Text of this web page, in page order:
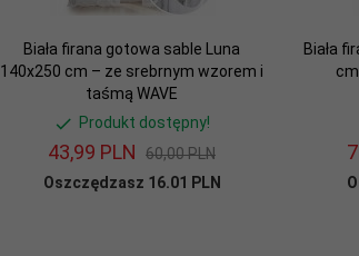
Biała firana gotowa sable Luna
140x250 cm – ze srebrnym wzorem i
taśmą WAVE
Produkt dostępny!
43,99 PLN
60,00 PLN
Oszczędzasz 16.01 PLN
Biała